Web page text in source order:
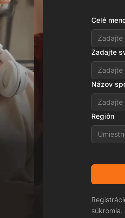
Celé
Zadajte
Názov
Región
súkromia.